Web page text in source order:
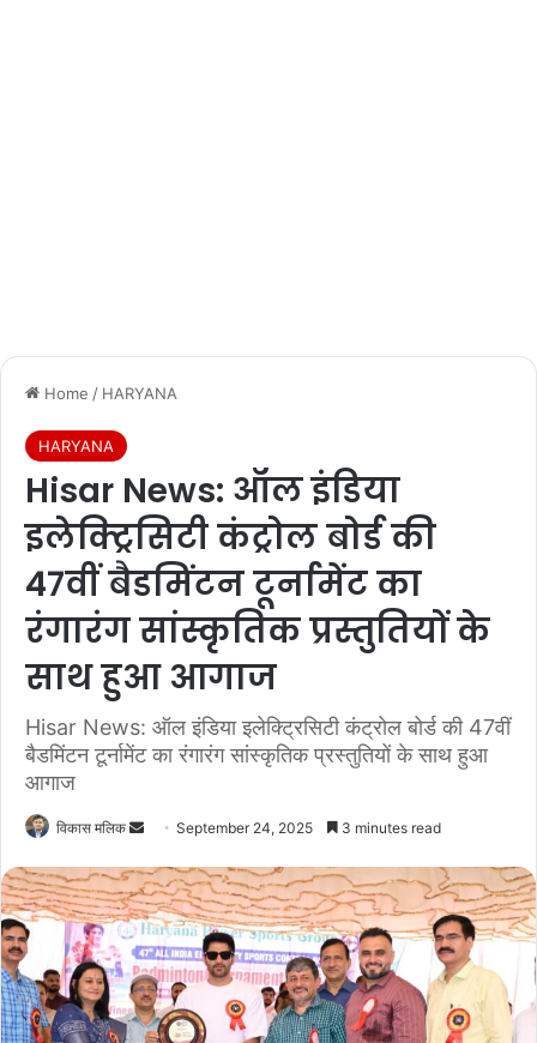
Home / HARYANA
HARYANA
Hisar News: ऑल इंडिया
इलेक्ट्रिसिटी कंट्रोल बोर्ड की
47वीं बैडमिंटन टूर्नामेंट का
रंगारंग सांस्कृतिक प्रस्तुतियों के
साथ हुआ आगाज
Hisar News: ऑल इंडिया इलेक्ट्रिसिटी कंट्रोल बोर्ड की 47वीं
बैडमिंटन टूर्नामेंट का रंगारंग सांस्कृतिक प्रस्तुतियों के साथ हुआ
आगाज
विकास मलिक
n
d
a
n
e
m
September 24, 2025 3 minutes read